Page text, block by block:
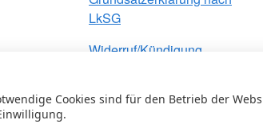
LkSG
Widerruf/Kündigung
Cookies sind für den Betrieb der